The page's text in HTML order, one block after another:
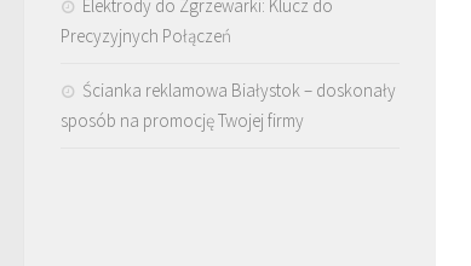
Elektrody do Zgrzewarki: Klucz do
Precyzyjnych Połączeń
Ścianka reklamowa Białystok – doskonały
sposób na promocję Twojej firmy